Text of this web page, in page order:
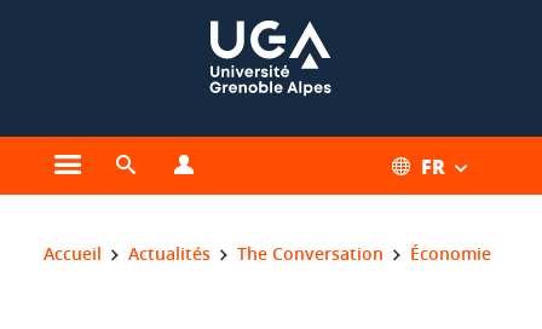
Ouvrir le menu principal
Ouvrir le moteur de recherche FR
Vous êtes ici :
Accueil Actualités The Conversation Économie